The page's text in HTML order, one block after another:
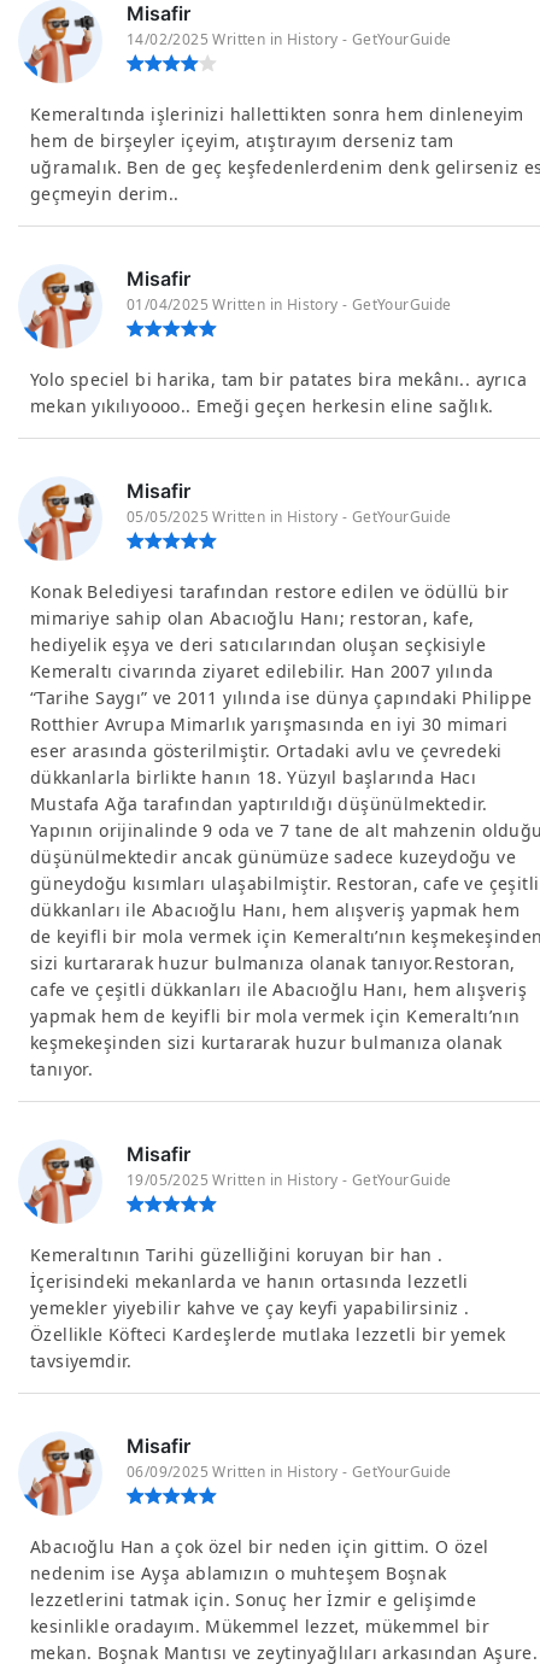
Misafir
14/02/2025 Written in History - GetYourGuide
Kemeraltında işlerinizi hallettikten sonra hem dinleneyim
hem de birşeyler içeyim, atıştırayım derseniz tam
uğramalık. Ben de geç keşfedenlerdenim denk gelirseniz
geçmeyin derim..
Misafir
01/04/2025 Written in History - GetYourGuide
Yolo speciel bi harika, tam bir patates bira mekânı.. ayrıca
mekan yıkılıyoooo.. Emeği geçen herkesin eline sağlık.
Misafir
05/05/2025 Written in History - GetYourGuide
Konak Belediyesi tarafından restore edilen ve ödüllü bir
mimariye sahip olan Abacıoğlu Hanı; restoran, kafe,
hediyelik eşya ve deri satıcılarından oluşan seçkisiyle
Kemeraltı civarında ziyaret edilebilir. Han 2007 yılında
“Tarihe Saygı” ve 2011 yılında ise dünya çapındaki Philippe
Rotthier Avrupa Mimarlık yarışmasında en iyi 30 mimari
eser arasında gösterilmiştir. Ortadaki avlu ve çevredeki
dükkanlarla birlikte hanın 18. Yüzyıl başlarında Hacı
Mustafa Ağa tarafından yaptırıldığı düşünülmektedir.
Yapının orijinalinde 9 oda ve 7 tane de alt mahzenin
düşünülmektedir ancak günümüze sadece kuzeydoğu ve
güneydoğu kısımları ulaşabilmiştir. Restoran, cafe ve çeşitli
dükkanları ile Abacıoğlu Hanı, hem alışveriş yapmak hem
de keyifli bir mola vermek için Kemeraltı’nın
sizi kurtararak huzur bulmanıza olanak tanıyor.Restoran,
cafe ve çeşitli dükkanları ile Abacıoğlu Hanı, hem alışveriş
yapmak hem de keyifli bir mola vermek için Kemeraltı’nın
keşmekeşinden sizi kurtararak huzur bulmanıza olanak
tanıyor.
Misafir
19/05/2025 Written in History - GetYourGuide
Kemeraltının Tarihi güzelliğini koruyan bir han .
İçerisindeki mekanlarda ve hanın ortasında lezzetli
yemekler yiyebilir kahve ve çay keyfi yapabilirsiniz .
Özellikle Köfteci Kardeşlerde mutlaka lezzetli bir yemek
tavsiyemdir.
Misafir
06/09/2025 Written in History - GetYourGuide
Abacıoğlu Han a çok özel bir neden için gittim. O özel
nedenim ise Ayşa ablamızın o muhteşem Boşnak
lezzetlerini tatmak için. Sonuç her İzmir e gelişimde
kesinlikle oradayım. Mükemmel lezzet, mükemmel bir
mekan. Boşnak Mantısı ve zeytinyağlıları arkasından Aşure.